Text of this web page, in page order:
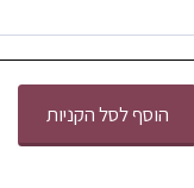
הוסף לסל הקניות